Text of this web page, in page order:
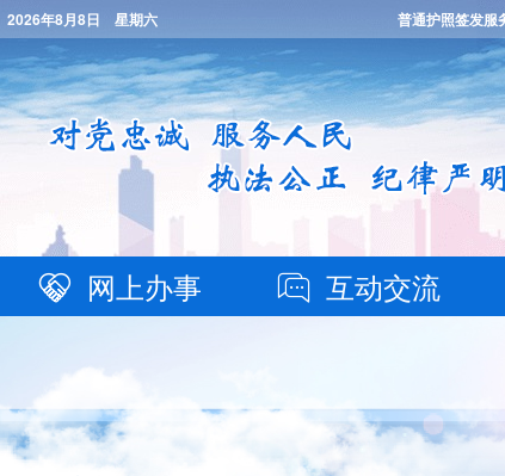
普通护照签发服
2026年8月8日 星期六
网上办事 互动交流